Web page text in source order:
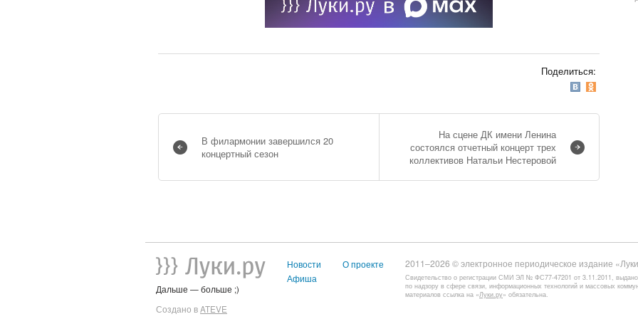
Поделиться:
В филармонии завершился 20
концертный сезон
На сцене ДК имени Ленина
состоялся отчетный концерт трех
коллективов Натальи Нестеровой
Дальше — больше ;)
Создано вATEVE
Новости
Афиша
О проекте 2011–2026 © электронное периодическое издание
Свидетельство о регистрации СМИ ЭЛ № ФС77-47201 от 3.11.2011,
по надзору в сфере связи, информационных технологий и массовых
материалов ссылка на «Луки.ру» обязательна.